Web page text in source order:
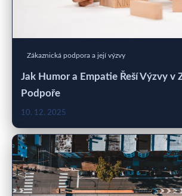
Zákaznická podpora a její výzvy
Jak Humor a Empatie Řeší Výzvy v
Podpoře
10. 12. 2025